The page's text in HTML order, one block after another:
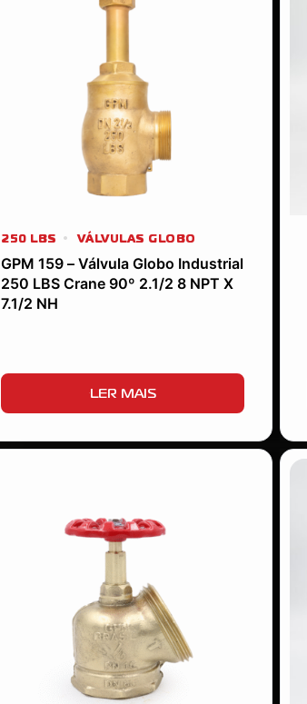
250 LBS VÁLVULAS GLOBO
GPM 159 – Válvula Globo Industrial
250 LBS Crane 90º 2.1/2 8 NPT X
7.1/2 NH
LER MAIS